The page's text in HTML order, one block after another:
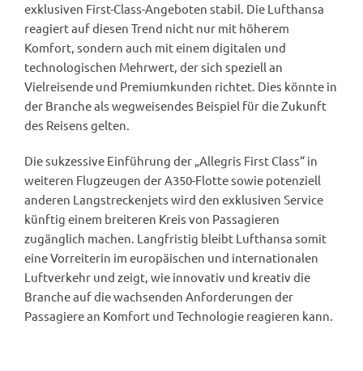
exklusiven First-Class-Angeboten stabil. Die Lufthansa
reagiert auf diesen Trend nicht nur mit höherem
Komfort, sondern auch mit einem digitalen und
technologischen Mehrwert, der sich speziell an
Vielreisende und Premiumkunden richtet. Dies könnte in
der Branche als wegweisendes Beispiel für die Zukunft
des Reisens gelten.
Die sukzessive Einführung der „Allegris First Class“ in
weiteren Flugzeugen der A350-Flotte sowie potenziell
anderen Langstreckenjets wird den exklusiven Service
künftig einem breiteren Kreis von Passagieren
zugänglich machen. Langfristig bleibt Lufthansa somit
eine Vorreiterin im europäischen und internationalen
Luftverkehr und zeigt, wie innovativ und kreativ die
Branche auf die wachsenden Anforderungen der
Passagiere an Komfort und Technologie reagieren kann.